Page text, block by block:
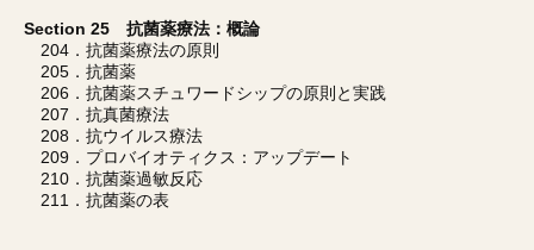
Section 25 抗菌薬療法：概論
204．抗菌薬療法の原則
205．抗菌薬
206．抗菌薬スチュワードシップの原則と実践
207．抗真菌療法
208．抗ウイルス療法
209．プロバイオティクス：アップデート
210．抗菌薬過敏反応
211．抗菌薬の表